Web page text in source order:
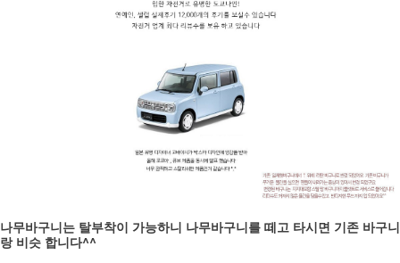
나무바구니는 탈부착이 가능하니 나무바구니를 떼고 타시면 기존 바구니
랑 비슷 합니다^^